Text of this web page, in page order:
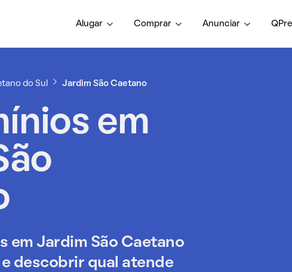
Alugar Comprar Anunciar
do Sul Jardim São Caetano
em
em Jardim São Caetano
descobrir qual atende